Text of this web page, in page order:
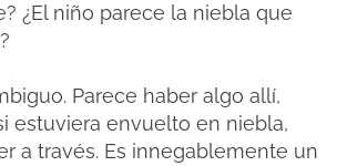
¿El niño parece la niebla que
Parece haber algo allí,
estuviera envuelto en niebla,
a través. Es innegablemente un